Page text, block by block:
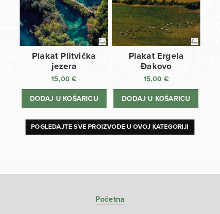
Plakat Plitvička
jezera
15,00€
DODAJ U KOŠARICU
Plakat Ergela
Đakovo
15,00 €
DODAJ U KOŠARICU
POGLEDAJTE SVE PROIZVODE U OVOJ KATEGORIJI
Početna